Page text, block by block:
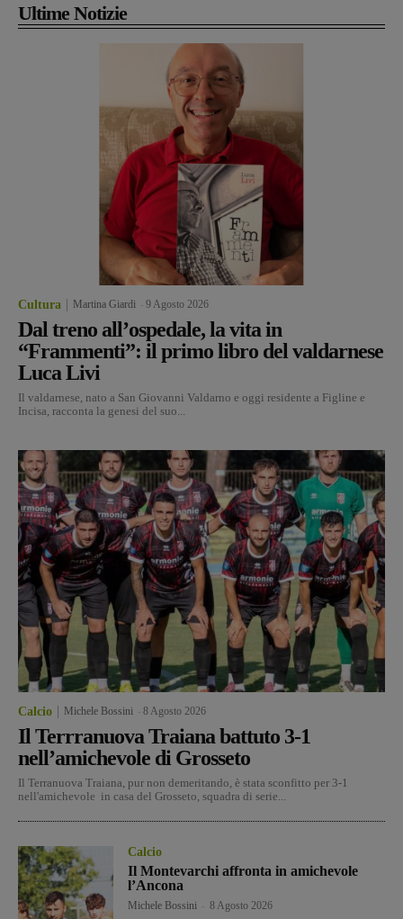
Ultime Notizie
Cultura Martina Giardi 9 Agosto 2026
Dal treno all’ospedale, la vita in
“Frammenti”: il primo libro del valdarnese
Luca Livi
Il valdarnese, nato a San Giovanni Valdarno e oggi residente a Figline e
Incisa, racconta la genesi del suo...
Calcio Michele Bossini 8 Agosto 2026
Il Terrranuova Traiana battuto 3-1
nell’amichevole di Grosseto
Il Terranuova Traiana, pur non demeritando, è stata sconfitto per 3-1
nell'amichevole in casa del Grosseto, squadra di serie...
Calcio
Il Montevarchi affronta in amichevole
l’Ancona
Michele Bossini 8 Agosto 2026